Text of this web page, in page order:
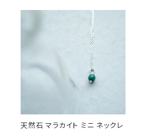
天然石 マラカイト ミニ ネックレ